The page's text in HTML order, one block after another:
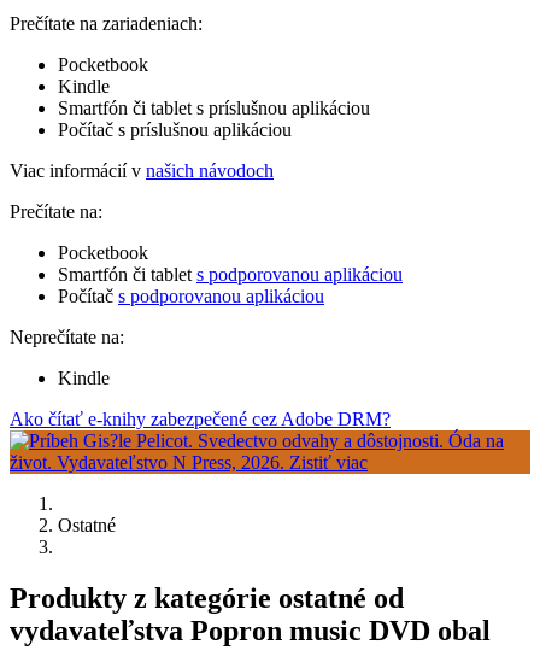
Prečítate na zariadeniach:
Pocketbook
Kindle
Smartfón či tablet s príslušnou aplikáciou
Počítač s príslušnou aplikáciou
Viac informácií v našich návodoch
Prečítate na:
Pocketbook
Smartfón či tablet s podporovanou aplikáciou
Počítač s podporovanou aplikáciou
Neprečítate na:
Kindle
Ako čítať e-knihy zabezpečené cez Adobe DRM?
Ostatné
Produkty z kategórie ostatné od
vydavateľstva Popron music DVD obal